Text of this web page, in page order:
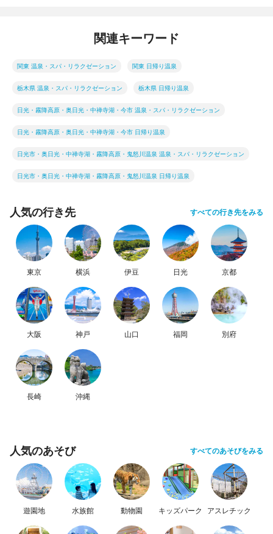
関連キーワード
関東 温泉・スパ・リラクゼーション 関東 日帰り温泉
栃木県 温泉・スパ・リラクゼーション 栃木県 日帰り温泉
日光・霧降高原・奥日光・中禅寺湖・今市 温泉・スパ・リラクゼーション
日光・霧降高原・奥日光・中禅寺湖・今市 日帰り温泉
日光市・奥日光・中禅寺湖・霧降高原・鬼怒川温泉 温泉・スパ・リラクゼーション
日光市・奥日光・中禅寺湖・霧降高原・鬼怒川温泉 日帰り温泉
人気の行き先 すべての行き先をみる
東京 横浜 伊豆 日光 京都
大阪 神戸 山口 福岡 別府
長崎 沖縄
人気のあそび すべてのあそびをみる
遊園地 水族館 動物園 キッズパーク アスレチック